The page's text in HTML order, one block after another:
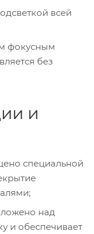
всей
фокусным
без
и
специальной
над
и обеспечивает